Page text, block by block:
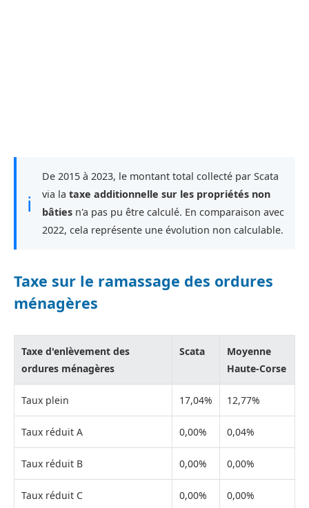
ℹ
De 2015 à 2023, le montant total collecté par Scata
via la taxe additionnelle sur les propriétés non
bâties n'a pas pu être calculé. En comparaison avec
2022, cela représente une évolution non calculable.
Taxe sur le ramassage des ordures
ménagères
Taxe d'enlèvement des
ordures ménagères
Scata
Moyenne
Haute-Corse
Taux plein 17,04% 12,77%
Taux réduit A 0,00% 0,04%
Taux réduit B 0,00% 0,00%
Taux réduit C 0,00% 0,00%